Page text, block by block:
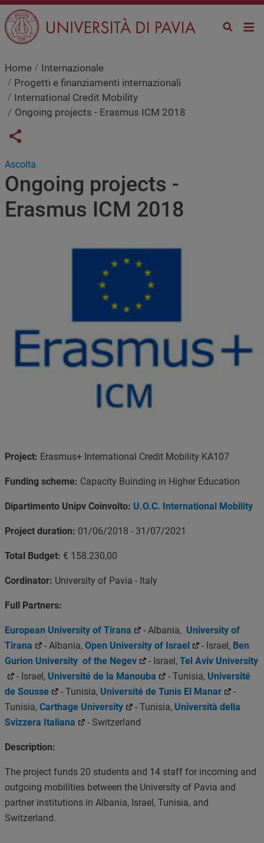
Salta al contenuto principale
Home
Internazionale
Progetti e finanziamenti internazionali
International Credit Mobility
Ongoing projects - Erasmus ICM 2018
Links condivisione social
Share button
Ascolta
Ongoing projects -
Erasmus ICM 2018
Project: Erasmus+ International Credit Mobility KA107
Funding scheme: Capacity Buinding in Higher Education
Dipartimento Unipv Coinvolto: U.O.C. International Mobility
Project duration: 01/06/2018 - 31/07/2021
Total Budget: € 158.230,00
Cordinator: University of Pavia - Italy
Full Partners:
European University of Tirana - Albania, University of
Tirana
- Albania, Open University of Israel - Israel, Ben
Gurion University of the Negev
- Israel, Tel Aviv University
- Israel , Université de la Manouba - Tunisia, Université
de Sousse
- Tunisia, Université de Tunis El Manar
-
Tunisia, Carthage University - Tunisia, Università della
Svizzera Italiana
- Switzerland
Description:
The project funds 20 students and 14 staff for incoming and
outgoing mobilities between the University of Pavia and
partner institutions in Albania, Israel, Tunisia, and
Switzerland.